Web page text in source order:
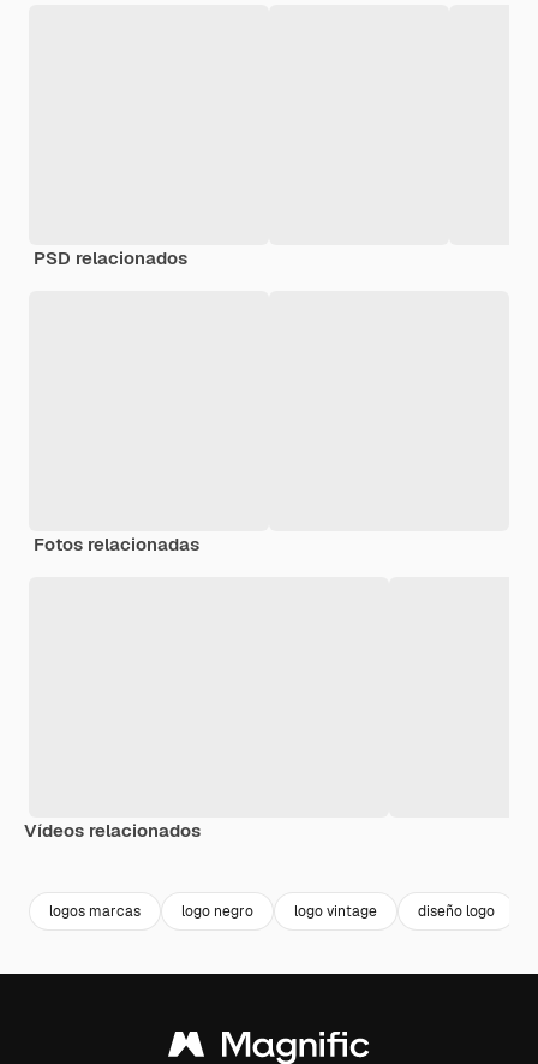
PSD relacionados
Fotos relacionadas
Vídeos relacionados
logos marcas logo negro logo vintage diseño logo